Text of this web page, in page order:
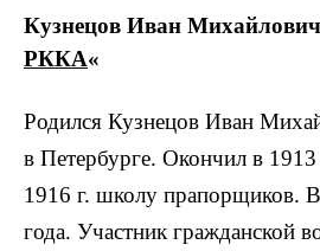
Кузнецов Иван
РККА«
Родился Кузнецов Иван
в Петербурге. Окончил в
1916 г. школу прапорщиков.
года. Участник гражданской